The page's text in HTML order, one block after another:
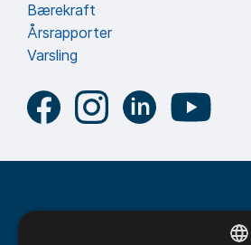
Bærekraft
Årsrapporter
Varsling